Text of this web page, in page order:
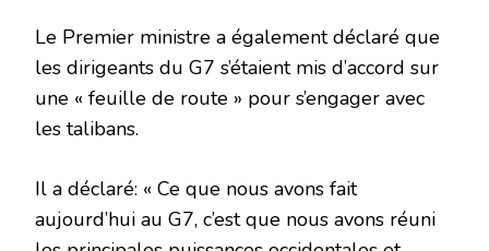
Le Premier ministre a également déclaré que
les dirigeants du G7 s’étaient mis d’accord sur
une « feuille de route » pour s’engager avec
les talibans.
Il a déclaré: « Ce que nous avons fait
aujourd’hui au G7, c’est que nous avons réuni